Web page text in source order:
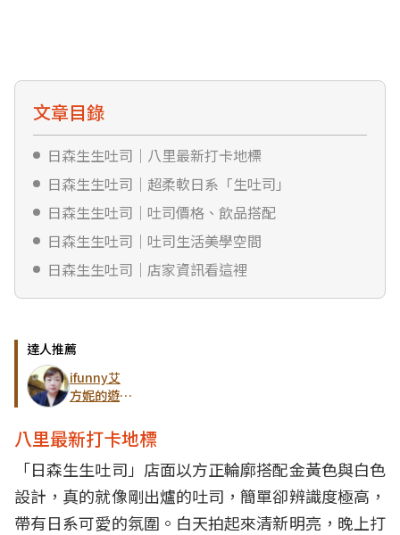
文章目錄
日森生生吐司｜八里最新打卡地標
日森生生吐司｜超柔軟日系「生吐司」
日森生生吐司｜吐司價格、飲品搭配
日森生生吐司｜吐司生活美學空間
日森生生吐司｜店家資訊看這裡
達人推薦
ifunny艾
方妮的遊樂
八里最新打卡地標
「日森生生吐司」店面以方正輪廓搭配金黃色與白色
設計，真的就像剛出爐的吐司，簡單卻辨識度極高，
帶有日系可愛的氛圍。白天拍起來清新明亮，晚上打